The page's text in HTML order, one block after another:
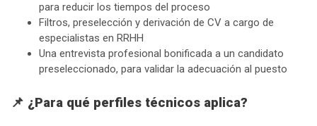
para reducir los tiempos del proceso
Filtros, preselección y derivación de CV a cargo de
especialistas en RRHH
Una entrevista profesional bonificada a un candidato
preseleccionado, para validar la adecuación al puesto
📌 ¿Para qué perfiles técnicos aplica?